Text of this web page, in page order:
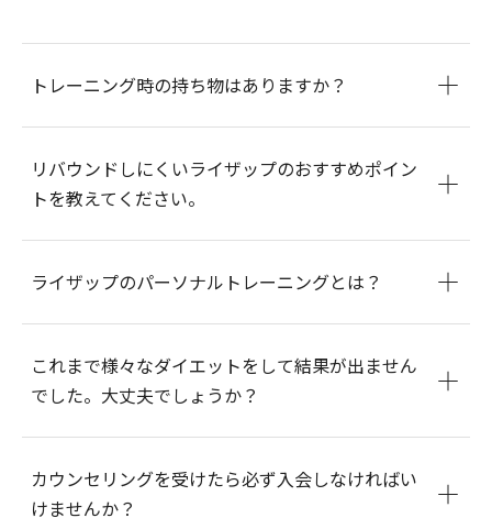
トレーニング時の持ち物はありますか？
リバウンドしにくいライザップのおすすめポイン
トを教えてください。
ライザップのパーソナルトレーニングとは？
これまで様々なダイエットをして結果が出ません
でした。大丈夫でしょうか？
カウンセリングを受けたら必ず入会しなければい
けませんか？